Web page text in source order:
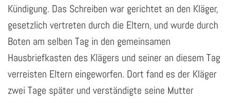
Kündigung. Das Schreiben war gerichtet an den Kläger,
gesetzlich vertreten durch die Eltern, und wurde durch
Boten am selben Tag in den gemeinsamen
Hausbriefkasten des Klägers und seiner an diesem Tag
verreisten Eltern eingeworfen. Dort fand es der Kläger
zwei Tage später und verständigte seine Mutter